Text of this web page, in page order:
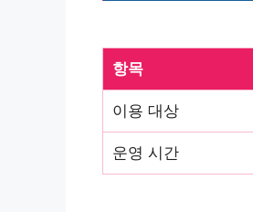
항목
이용 대상
운영 시간